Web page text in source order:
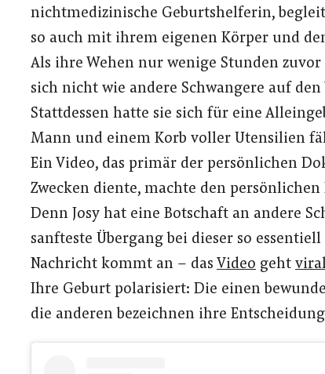
nichtmedizinische Geburtshelferin,
so auch mit ihrem eigenen Körper und
Als ihre Wehen nur wenige Stunden
sich nicht wie andere Schwangere auf
Stattdessen hatte sie sich für eine
Mann und einem Korb voller Utensilien
Ein Video, das primär der persönlichen
Zwecken diente, machte den
Denn Josy hat eine Botschaft an andere
sanfteste Übergang bei dieser so
Nachricht kommt an – das Video geht
Ihre Geburt polarisiert: Die einen
die anderen bezeichnen ihre